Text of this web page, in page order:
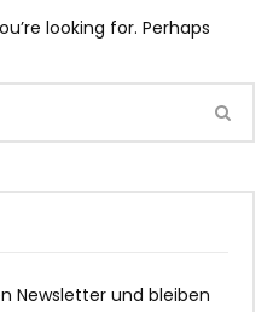
looking for. Perhaps
Newsletter und bleiben